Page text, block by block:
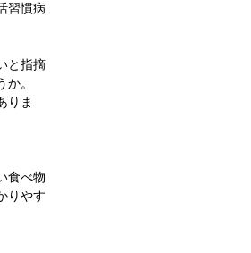
習慣病
と指摘
。
りま
食べ物
りやす